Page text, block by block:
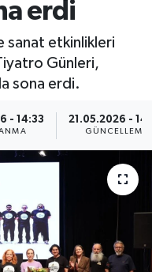
erdi
sanat etkinlikleri
Günleri,
sona erdi.
- 14:33 21.05.2026 -
GÜNCELLEME